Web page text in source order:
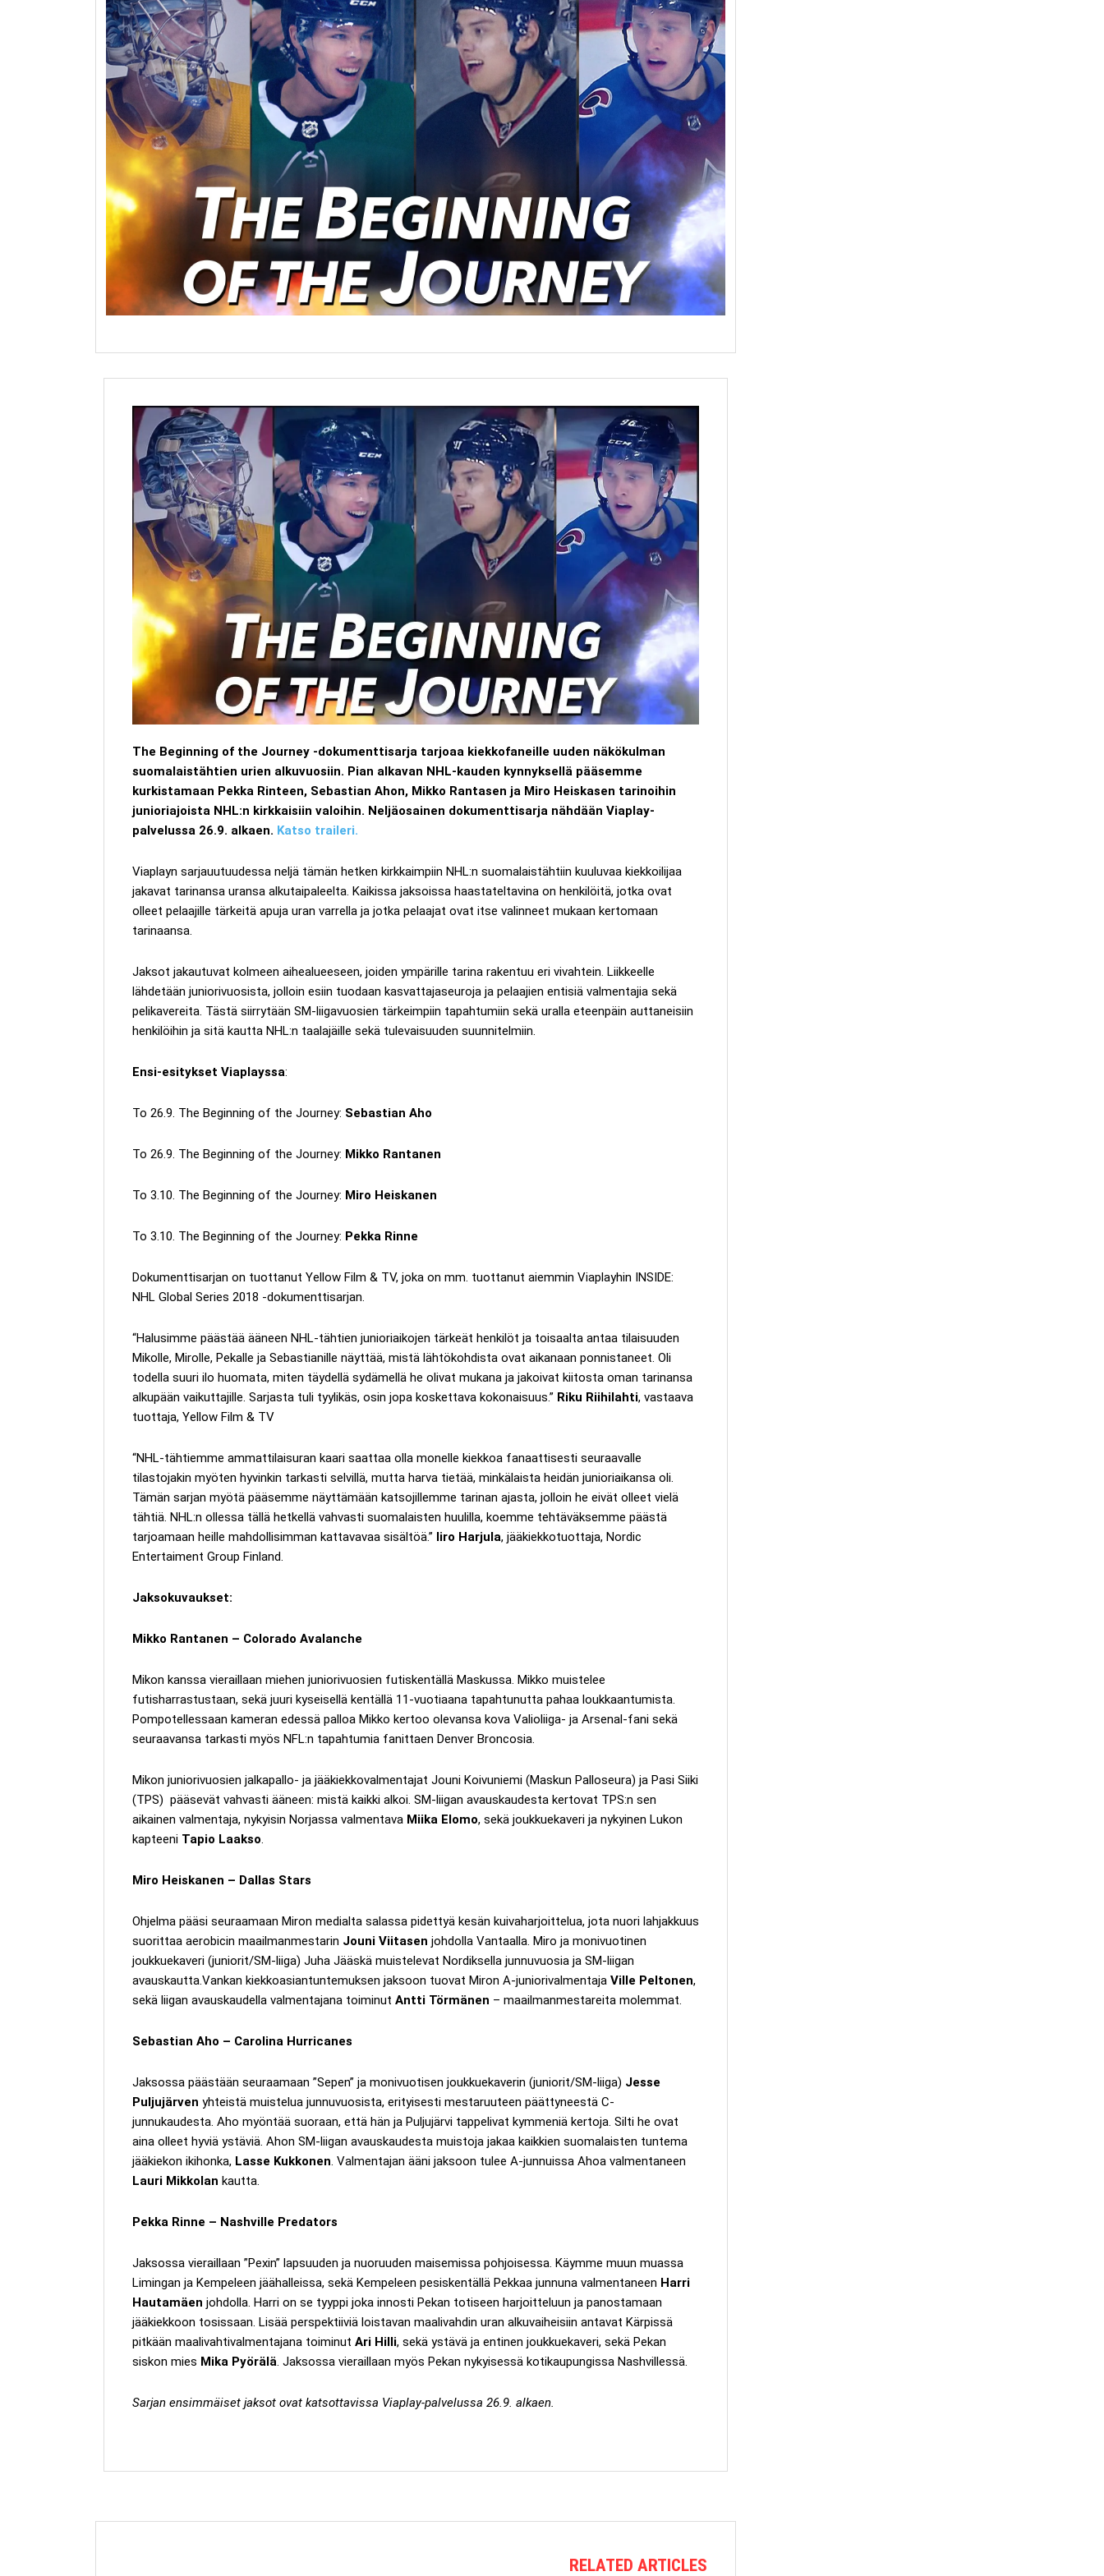
The Beginning of the Journey -dokumenttisarja tarjoaa kiekkofaneille uuden näkökulman
suomalaistähtien urien alkuvuosiin. Pian alkavan NHL-kauden kynnyksellä pääsemme
kurkistamaan Pekka Rinteen, Sebastian Ahon, Mikko Rantasen ja Miro Heiskasen tarinoihin
junioriajoista NHL:n kirkkaisiin valoihin. Neljäosainen dokumenttisarja nähdään Viaplay-
palvelussa 26.9. alkaen. Katso traileri.
Viaplayn sarjauutuudessa neljä tämän hetken kirkkaimpiin NHL:n suomalaistähtiin kuuluvaa kiekkoilijaa
jakavat tarinansa uransa alkutaipaleelta. Kaikissa jaksoissa haastateltavina on henkilöitä, jotka ovat
olleet pelaajille tärkeitä apuja uran varrella ja jotka pelaajat ovat itse valinneet mukaan kertomaan
tarinaansa.
Jaksot jakautuvat kolmeen aihealueeseen, joiden ympärille tarina rakentuu eri vivahtein. Liikkeelle
lähdetään juniorivuosista, jolloin esiin tuodaan kasvattajaseuroja ja pelaajien entisiä valmentajia sekä
pelikavereita. Tästä siirrytään SM-liigavuosien tärkeimpiin tapahtumiin sekä uralla eteenpäin auttaneisiin
henkilöihin ja sitä kautta NHL:n taalajäille sekä tulevaisuuden suunnitelmiin.
Ensi-esitykset Viaplayssa:
To 26.9. The Beginning of the Journey: Sebastian Aho
To 26.9. The Beginning of the Journey: Mikko Rantanen
To 3.10. The Beginning of the Journey: Miro Heiskanen
To 3.10. The Beginning of the Journey: Pekka Rinne
Dokumenttisarjan on tuottanut Yellow Film & TV, joka on mm. tuottanut aiemmin Viaplayhin INSIDE:
NHL Global Series 2018 -dokumenttisarjan.
“Halusimme päästää ääneen NHL-tähtien junioriaikojen tärkeät henkilöt ja toisaalta antaa tilaisuuden
Mikolle, Mirolle, Pekalle ja Sebastianille näyttää, mistä lähtökohdista ovat aikanaan ponnistaneet. Oli
todella suuri ilo huomata, miten täydellä sydämellä he olivat mukana ja jakoivat kiitosta oman tarinansa
alkupään vaikuttajille. Sarjasta tuli tyylikäs, osin jopa koskettava kokonaisuus.” Riku Riihilahti, vastaava
tuottaja, Yellow Film & TV
“NHL-tähtiemme ammattilaisuran kaari saattaa olla monelle kiekkoa fanaattisesti seuraavalle
tilastojakin myöten hyvinkin tarkasti selvillä, mutta harva tietää, minkälaista heidän junioriaikansa oli.
Tämän sarjan myötä pääsemme näyttämään katsojillemme tarinan ajasta, jolloin he eivät olleet vielä
tähtiä. NHL:n ollessa tällä hetkellä vahvasti suomalaisten huulilla, koemme tehtäväksemme päästä
tarjoamaan heille mahdollisimman kattavavaa sisältöä.” Iiro Harjula, jääkiekkotuottaja, Nordic
Entertaiment Group Finland.
Jaksokuvaukset:
Mikko Rantanen – Colorado Avalanche
Mikon kanssa vieraillaan miehen juniorivuosien futiskentällä Maskussa. Mikko muistelee
futisharrastustaan, sekä juuri kyseisellä kentällä 11-vuotiaana tapahtunutta pahaa loukkaantumista.
Pompotellessaan kameran edessä palloa Mikko kertoo olevansa kova Valioliiga- ja Arsenal-fani sekä
seuraavansa tarkasti myös NFL:n tapahtumia fanittaen Denver Broncosia.
Mikon juniorivuosien jalkapallo- ja jääkiekkovalmentajat Jouni Koivuniemi (Maskun Palloseura) ja Pasi Siiki
(TPS) pääsevät vahvasti ääneen: mistä kaikki alkoi. SM-liigan avauskaudesta kertovat TPS:n sen
aikainen valmentaja, nykyisin Norjassa valmentava Miika Elomo, sekä joukkuekaveri ja nykyinen Lukon
kapteeni Tapio Laakso.
Miro Heiskanen – Dallas Stars
Ohjelma pääsi seuraamaan Miron medialta salassa pidettyä kesän kuivaharjoittelua, jota nuori lahjakkuus
suorittaa aerobicin maailmanmestarin Jouni Viitasen johdolla Vantaalla. Miro ja monivuotinen
joukkuekaveri (juniorit/SM-liiga) Juha Jääskä muistelevat Nordiksella junnuvuosia ja SM-liigan
avauskautta.Vankan kiekkoasiantuntemuksen jaksoon tuovat Miron A-juniorivalmentaja Ville Peltonen,
sekä liigan avauskaudella valmentajana toiminut Antti Törmänen – maailmanmestareita molemmat.
Sebastian Aho – Carolina Hurricanes
Jaksossa päästään seuraamaan ”Sepen” ja monivuotisen joukkuekaverin (juniorit/SM-liiga) Jesse
Puljujärven yhteistä muistelua junnuvuosista, erityisesti mestaruuteen päättyneestä C-
junnukaudesta. Aho myöntää suoraan, että hän ja Puljujärvi tappelivat kymmeniä kertoja. Silti he ovat
aina olleet hyviä ystäviä. Ahon SM-liigan avauskaudesta muistoja jakaa kaikkien suomalaisten tuntema
jääkiekon ikihonka, Lasse Kukkonen. Valmentajan ääni jaksoon tulee A-junnuissa Ahoa valmentaneen
Lauri Mikkolan kautta.
Pekka Rinne – Nashville Predators
Jaksossa vieraillaan ”Pexin” lapsuuden ja nuoruuden maisemissa pohjoisessa. Käymme muun muassa
Limingan ja Kempeleen jäähalleissa, sekä Kempeleen pesiskentällä Pekkaa junnuna valmentaneen Harri
Hautamäen johdolla. Harri on se tyyppi joka innosti Pekan totiseen harjoitteluun ja panostamaan
jääkiekkoon tosissaan. Lisää perspektiiviä loistavan maalivahdin uran alkuvaiheisiin antavat Kärpissä
pitkään maalivahtivalmentajana toiminut Ari Hilli, sekä ystävä ja entinen joukkuekaveri, sekä Pekan
siskon mies Mika Pyörälä. Jaksossa vieraillaan myös Pekan nykyisessä kotikaupungissa Nashvillessä.
Sarjan ensimmäiset jaksot ovat katsottavissa Viaplay-palvelussa 26.9. alkaen.
RELATED ARTICLES